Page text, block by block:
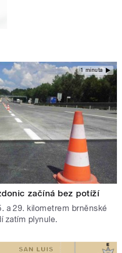
1 minuta
začíná bez potíží
a 29. kilometrem brněnské
zatím plynule.